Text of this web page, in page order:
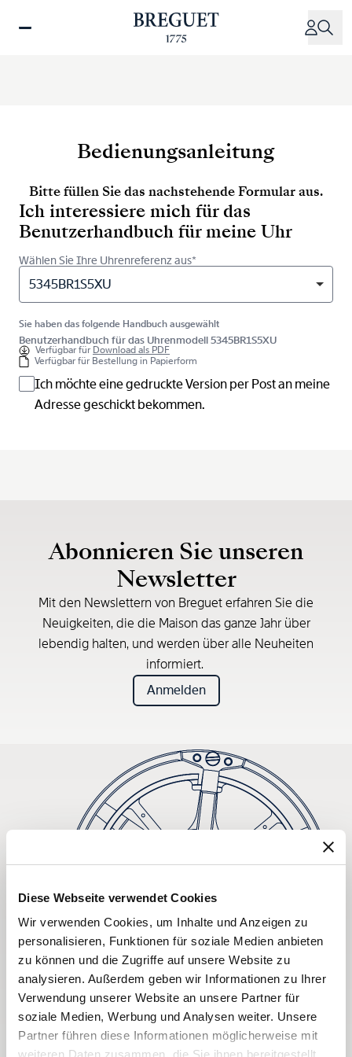
Diese Webseite verwendet Cookies
Wir verwenden Cookies, um Inhalte und Anzeigen zu
personalisieren, Funktionen für soziale Medien anbieten
zu können und die Zugriffe auf unsere Website zu
analysieren. Außerdem geben wir Informationen zu Ihrer
Verwendung unserer Website an unsere Partner für
soziale Medien, Werbung und Analysen weiter. Unsere
Partner führen diese Informationen möglicherweise mit
weiteren Daten zusammen, die Sie ihnen bereitgestellt
zum
Bedienungsanleitung
Bitte füllen Sie das nachstehende Formular aus.
Ich interessiere mich für das
Benutzerhandbuch für meine Uhr
Wählen Sie Ihre Uhrenreferenz aus*
5345BR1S5XU
Sie haben das folgende Handbuch ausgewählt
Benutzerhandbuch für das Uhrenmodell 5345BR1S5XU
Verfügbar für Download als PDF
Verfügbar für Bestellung in Papierform
Ich möchte eine gedruckte Version per Post an meine
Adresse geschickt bekommen.
Abonnieren Sie unseren
Newsletter
Mit den Newslettern von Breguet erfahren Sie die
Neuigkeiten, die die Maison das ganze Jahr über
lebendig halten, und werden über alle Neuheiten
informiert.
Anmelden